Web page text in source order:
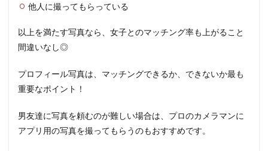
他人に撮ってもらっている
以上を満たす写真なら、女子とのマッチング率も上がること
間違いなし◎
プロフィール写真は、マッチングできるか、できないか最も
重要なポイント！
男友達に写真を頼むのが難しい場合は、プロのカメラマンに
アプリ用の写真を撮ってもらうのもおすすめです。